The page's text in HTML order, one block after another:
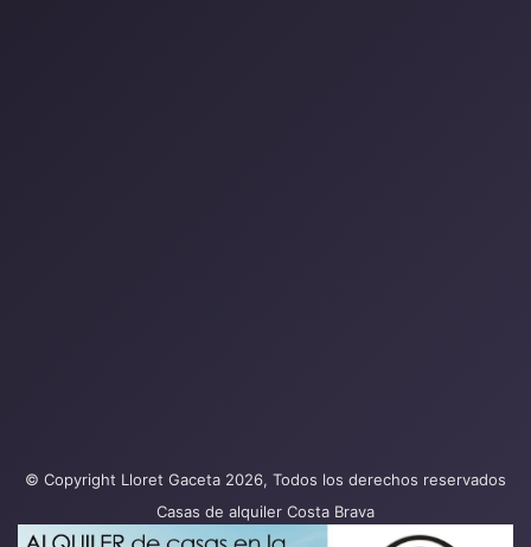
© Copyright Lloret Gaceta 2026, Todos los derechos reservados
Casas de alquiler Costa Brava